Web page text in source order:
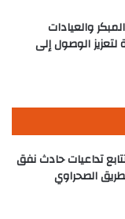
والعيادات
لتعزيز الوصول إلى
تداعيات حادث نفق
الصحراوي